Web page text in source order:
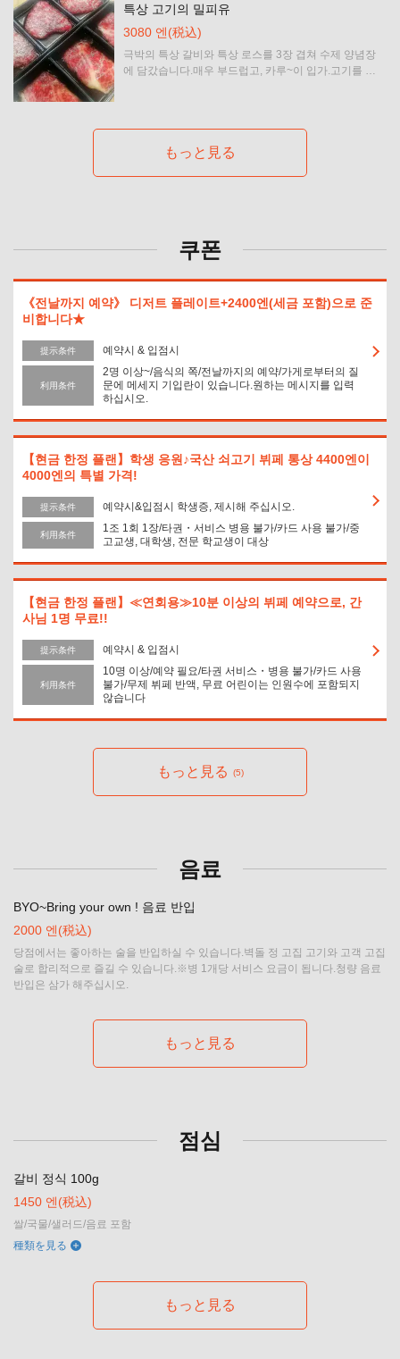
특상 고기의 밀피유
3080 엔(税込)
극박의 특상 갈비와 특상 로스를 3장 겹쳐 수제 양념장
에 담갔습니다.매우 부드럽고, 카루~이 입가.고기를 쌓은 채로 간다 ~ 구워 드세요 ♪
もっと見る
쿠폰
《전날까지 예약》 디저트 플레이트+2400엔(세금 포함)으로 준
비합니다★
提示条件 예약시 & 입점시
利用条件
2명 이상~/음식의 쪽/전날까지의 예약/가게로부터의 질
문에 메세지 기입란이 있습니다.원하는 메시지를 입력
하십시오.
【현금 한정 플랜】학생 응원♪국산 쇠고기 뷔페 통상 4400엔이
4000엔의 특별 가격!
提示条件 예약시&입점시 학생증, 제시해 주십시오.
利用条件
1조 1회 1장/타권・서비스 병용 불가/카드 사용 불가/중
고교생, 대학생, 전문 학교생이 대상
【현금 한정 플랜】≪연회용≫10분 이상의 뷔페 예약으로, 간
사님 1명 무료!!
提示条件 예약시 & 입점시
利用条件
10명 이상/예약 필요/타권 서비스・병용 불가/카드 사용
불가/무제 뷔페 반액, 무료 어린이는 인원수에 포함되지
않습니다
もっと見る (5)
음료
BYO~Bring your own ! 음료 반입
2000 엔(税込)
당점에서는 좋아하는 술을 반입하실 수 있습니다.벽돌 정 고집 고기와 고객 고집
술로 합리적으로 즐길 수 있습니다.※병 1개당 서비스 요금이 됩니다.청량 음료
반입은 삼가 해주십시오.
もっと見る
점심
갈비 정식 100g
1450 엔(税込)
쌀/국물/샐러드/음료 포함
種類を見る
もっと見る
この店舗情報をシェアする
https://rengatei-tsukuba.owst.jp/
お店情報をコピー